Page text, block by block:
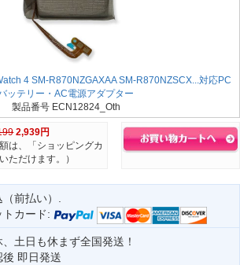
4 SM-R870NZGAXAA SM-R870NZSCX...対応PC
ッテリー・AC電源アダプター
製品番号 ECN12824_Oth
2,939円
は、「ショッピングカ
ただけます。）
（前払い）.
トカード:
土日も休まず全国発送！
後 即日発送